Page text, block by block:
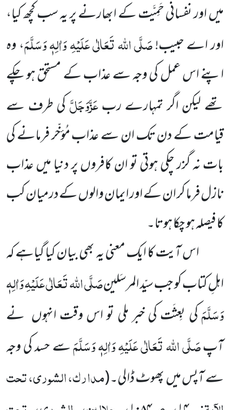
میں اور نفسانی حَمِیَّت کے ابھارنے پر یہ سب کچھ کیا،
اور اے حبیب!صَلَّی اللہ تَعَالٰی عَلَیْہِ وَاٰلِہٖ وَسَلَّمَ، وہ
اپنے اس عمل کی وجہ سے عذاب کے مستحق ہو چکے
تھے لیکن اگر تمہارے ربعَزَّوَجَلَّکی طرف سے
قیامت کے دن تک ان سے عذاب مُؤخّر فرمانے کی
بات نہ گزر چکی ہوتی تو ان کافروں پر دنیا میں عذاب
نازل فرما کر ان کے اور ایمان والوں کے درمیان کب
کا فیصلہ ہو چکا ہوتا۔
اس آیت کا ایک معنی یہ بھی بیان کیا گیاہے کہ
اہلِ کتاب کو جب سیّد المرسَلینصَلَّی اللہ تَعَالٰی عَلَیْہِ وَاٰلِہٖ
وَسَلَّمَکی بِعثَت کی خبر ملی تو اس وقت انہوں نے
آپصَلَّی اللہ تَعَالٰی عَلَیْہِ وَاٰلِہٖ وَسَلَّمَسے حسد کی وجہ
سے آپس میں پھوٹ ڈالی۔(مدارک، الشوری، تحت